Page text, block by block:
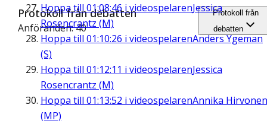
Hoppa till 01:08:46 i videospelarenJessica
Rosencrantz (M)
Hoppa till 01:10:26 i videospelarenAnders Ygeman
(S)
Hoppa till 01:12:11 i videospelarenJessica
Rosencrantz (M)
Hoppa till 01:13:52 i videospelarenAnnika Hirvonen
(MP)
Protokoll från debatten
Anföranden: 40
Protokoll från
debatten